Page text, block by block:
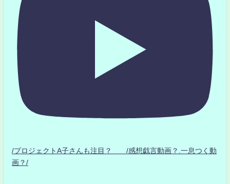
/プロジェクトA子さんも注目？ /感想戯言動画？.一息つく動
画？/